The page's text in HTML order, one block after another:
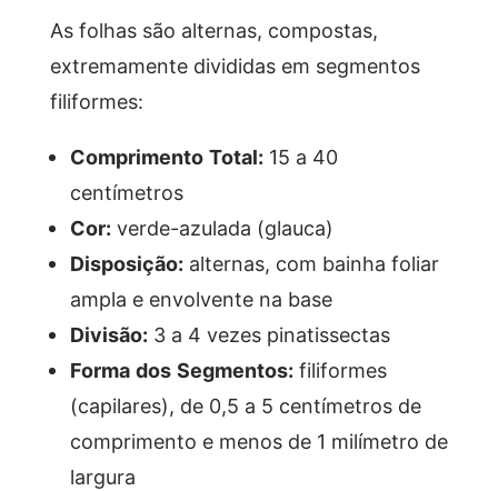
As folhas são alternas, compostas,
extremamente divididas em segmentos
filiformes:
Comprimento Total: 15 a 40
centímetros
Cor: verde-azulada (glauca)
Disposição: alternas, com bainha foliar
ampla e envolvente na base
Divisão: 3 a 4 vezes pinatissectas
Forma dos Segmentos: filiformes
(capilares), de 0,5 a 5 centímetros de
comprimento e menos de 1 milímetro de
largura